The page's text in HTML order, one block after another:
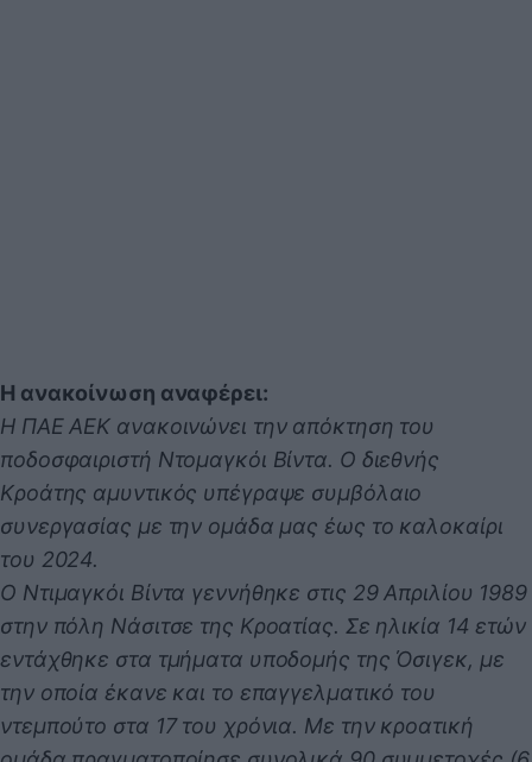
H ανακοίνωση αναφέρει:
Η ΠΑΕ ΑΕΚ ανακοινώνει την απόκτηση του
ποδοσφαιριστή Ντομαγκόι Βίντα. Ο διεθνής
Κροάτης αμυντικός υπέγραψε συμβόλαιο
συνεργασίας με την ομάδα μας έως το καλοκαίρι
του 2024.
Ο Ντιμαγκόι Βίντα γεννήθηκε στις 29 Απριλίου 1989
στην πόλη Νάσιτσε της Κροατίας. Σε ηλικία 14 ετών
εντάχθηκε στα τμήματα υποδομής της Όσιγεκ, με
την οποία έκανε και το επαγγελματικό του
ντεμπούτο στα 17 του χρόνια. Με την κροατική